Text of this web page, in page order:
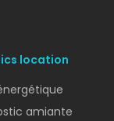
location
amiante